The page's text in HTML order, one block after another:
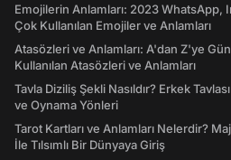
Emojilerin Anlamları: 2023 WhatsApp,
Çok Kullanılan Emojiler ve Anlamları
Atasözleri ve Anlamları: A'dan Z'ye
Kullanılan Atasözleri ve Anlamları
Tavla Diziliş Şekli Nasıldır? Erkek
ve Oynama Yönleri
Tarot Kartları ve Anlamları Nelerdir?
İle Tılsımlı Bir Dünyaya Giriş